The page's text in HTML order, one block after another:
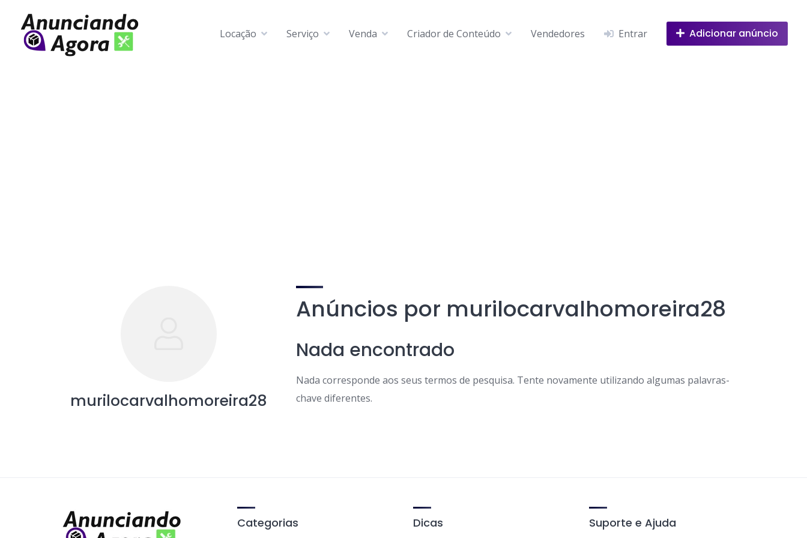
Locação Serviço Venda Criador de Conteúdo Vendedores Entrar Adicionar anúncio
murilocarvalhomoreira28
Anúncios por murilocarvalhomoreira28
Nada encontrado
Nada corresponde aos seus termos de pesquisa. Tente novamente utilizando algumas palavras-
chave diferentes.
Categorias Dicas Suporte e Ajuda